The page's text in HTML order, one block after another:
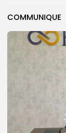
COMMUNIQUE